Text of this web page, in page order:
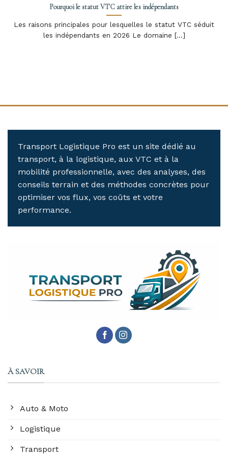
Pourquoi le statut VTC attire les indépendants
Les raisons principales pour lesquelles le statut VTC séduit
les indépendants en 2026 Le domaine [...]
Transport Logistique Pro est un site dédié au
transport, à la logistique, aux VTC et à la
mobilité professionnelle, avec des analyses, des
conseils terrain et des méthodes concrètes pour
optimiser vos flux, vos coûts et votre
performance.
À SAVOIR
Auto & Moto
Logistique
Transport